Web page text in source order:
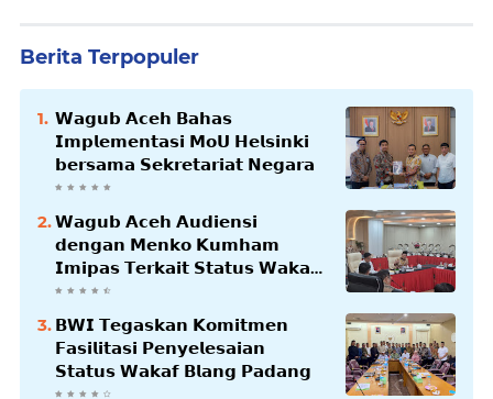
Berita Terpopuler
𝗪𝗮𝗴𝘂𝗯 𝗔𝗰𝗲𝗵 𝗕𝗮𝗵𝗮𝘀
𝗜𝗺𝗽𝗹𝗲𝗺𝗲𝗻𝘁𝗮𝘀𝗶 𝗠𝗼𝗨 𝗛𝗲𝗹𝘀𝗶𝗻𝗸𝗶
𝗯𝗲𝗿𝘀𝗮𝗺𝗮 𝗦𝗲𝗸𝗿𝗲𝘁𝗮𝗿𝗶𝗮𝘁 𝗡𝗲𝗴𝗮𝗿𝗮
𝗪𝗮𝗴𝘂𝗯 𝗔𝗰𝗲𝗵 𝗔𝘂𝗱𝗶𝗲𝗻𝘀𝗶
𝗱𝗲𝗻𝗴𝗮𝗻 𝗠𝗲𝗻𝗸𝗼 𝗞𝘂𝗺𝗵𝗮𝗺
𝗜𝗺𝗶𝗽𝗮𝘀 𝗧𝗲𝗿𝗸𝗮𝗶𝘁 𝗦𝘁𝗮𝘁𝘂𝘀 𝗪𝗮𝗸𝗮𝗳
𝗕𝗹𝗮𝗻𝗴𝗽𝗮𝗱𝗮𝗻𝗴
𝗕𝗪𝗜 𝗧𝗲𝗴𝗮𝘀𝗸𝗮𝗻 𝗞𝗼𝗺𝗶𝘁𝗺𝗲𝗻
𝗙𝗮𝘀𝗶𝗹𝗶𝘁𝗮𝘀𝗶 𝗣𝗲𝗻𝘆𝗲𝗹𝗲𝘀𝗮𝗶𝗮𝗻
𝗦𝘁𝗮𝘁𝘂𝘀 𝗪𝗮𝗸𝗮𝗳 𝗕𝗹𝗮𝗻𝗴 𝗣𝗮𝗱𝗮𝗻𝗴